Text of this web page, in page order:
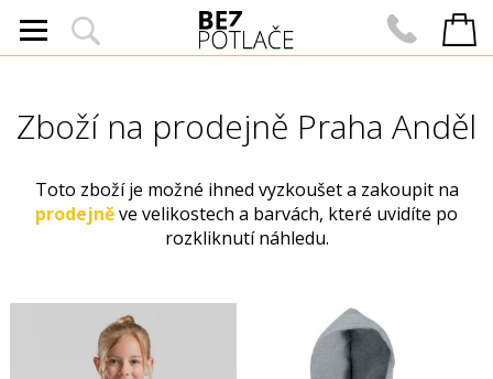
Zboží na prodejně Praha Anděl
Toto zboží je možné ihned vyzkoušet a zakoupit na
prodejněve velikostech a barvách, které uvidíte po
rozkliknutí náhledu.